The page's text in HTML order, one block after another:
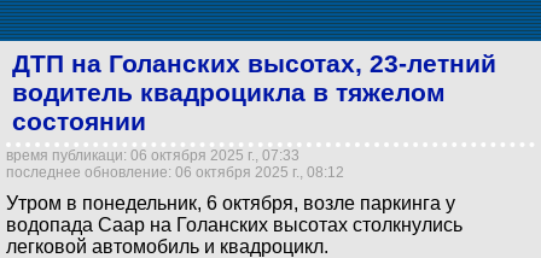
ДТП на Голанских высотах, 23-летний
водитель квадроцикла в тяжелом
состоянии
время публикаци: 06 октября 2025 г., 07:33
последнее обновление: 06 октября 2025 г., 08:12
Утром в понедельник, 6 октября, возле паркинга у
водопада Саар на Голанских высотах столкнулись
легковой автомобиль и квадроцикл.